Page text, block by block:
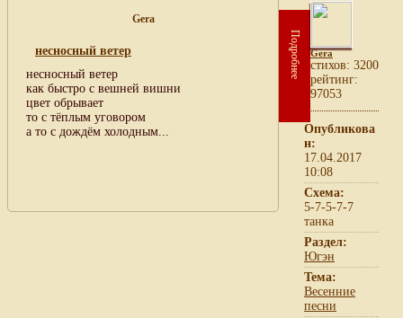
Gera
несносный ветер
несносный ветер
как быстро с вешней вишни
цвет обрывает
то с тёплым уговором
а то с дождём холодным...
Подробнее Gera
cтихов: 3200
рейтинг:
97053
Опубликова
н:
17.04.2017
10:08
Схема:
5-7-5-7-7
танка
Раздел:
Югэн
Тема:
Весенние
песни